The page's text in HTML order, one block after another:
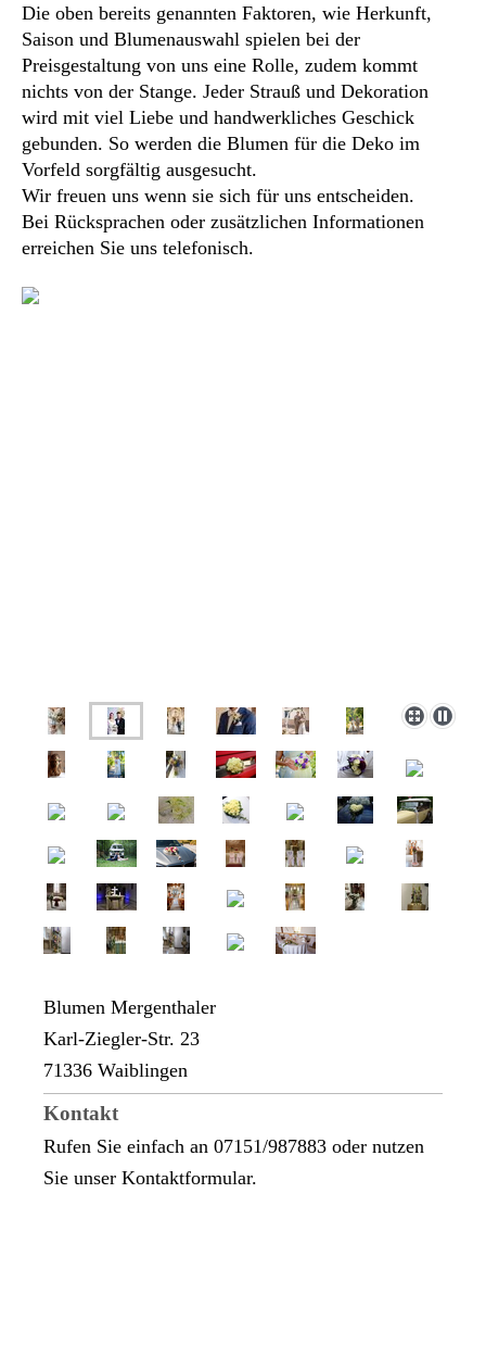
Die oben bereits genannten Faktoren, wie Herkunft,
Saison und Blumenauswahl spielen bei der
Preisgestaltung von uns eine Rolle, zudem kommt
nichts von der Stange. Jeder Strauß und Dekoration
wird mit viel Liebe und handwerkliches Geschick
gebunden. So werden die Blumen für die Deko im
Vorfeld sorgfältig ausgesucht.
Wir freuen uns wenn sie sich für uns entscheiden.
Bei Rücksprachen oder zusätzlichen Informationen
erreichen Sie uns telefonisch.
Blumen Mergenthaler
Karl-Ziegler-Str. 23
71336 Waiblingen
Kontakt
Rufen Sie einfach an 07151/987883 oder nutzen
Sie unser Kontaktformular.